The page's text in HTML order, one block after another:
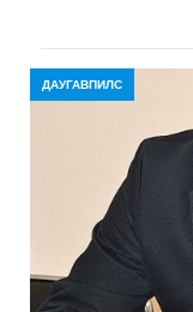
ДАУГАВПИЛС